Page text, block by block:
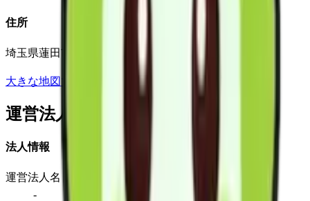
住所
埼玉県蓮田市黒浜4825
大きな地図で見る
運営法人
法人情報
運営法人名
-